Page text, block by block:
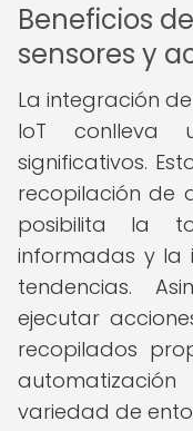
Beneficios
sensores y
La integración
IoT conlleva
significativos.
recopilación de
posibilita la
informadas y la
tendencias.
ejecutar
recopilados
variedad de